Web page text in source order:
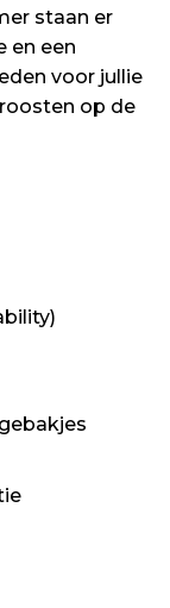
staan er
en een
voor jullie
op de